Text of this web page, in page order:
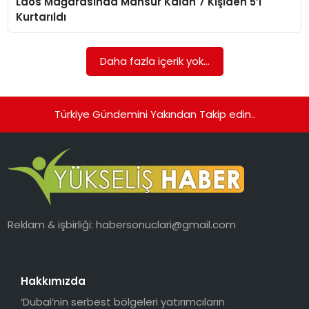
Kurtarıldı
Daha fazla içerik yok...
Türkiye Gündemini Yakından Takip edin..
Reklam & işbirliği:habersonuclari@gmail.com
Hakkımızda
‘Dubai’nin serbest bölgeleri yatırımcıların